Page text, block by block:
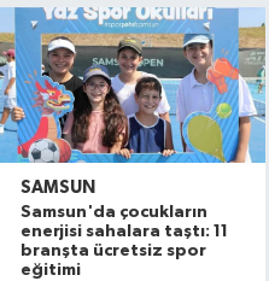
SAMSUN
Samsun'da çocukların
enerjisi sahalara taştı: 11
branşta ücretsiz spor
eğitimi